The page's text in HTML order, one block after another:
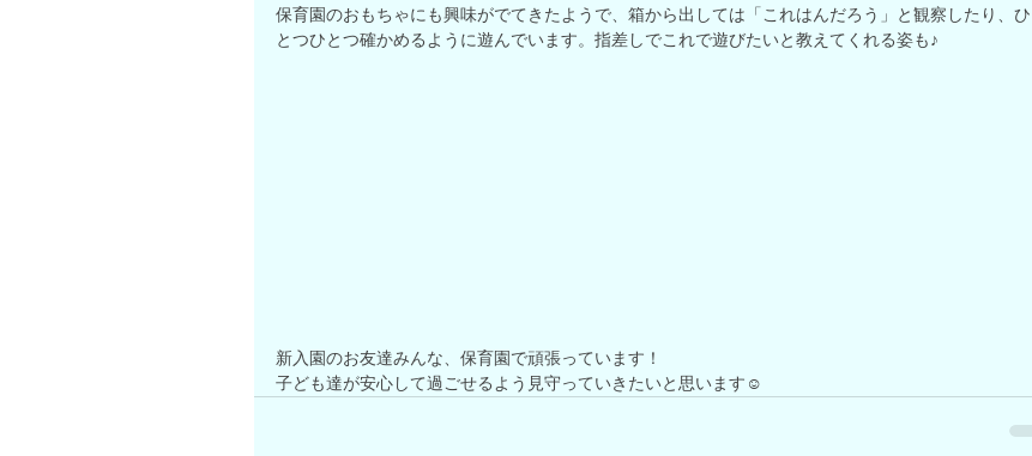
保育園のおもちゃにも興味がでてきたようで、箱から出しては「これはんだろう」と観察したり、ひ
とつひとつ確かめるように遊んでいます。指差しでこれで遊びたいと教えてくれる姿も♪
新入園のお友達みんな、保育園で頑張っています！
子ども達が安心して過ごせるよう見守っていきたいと思います☺